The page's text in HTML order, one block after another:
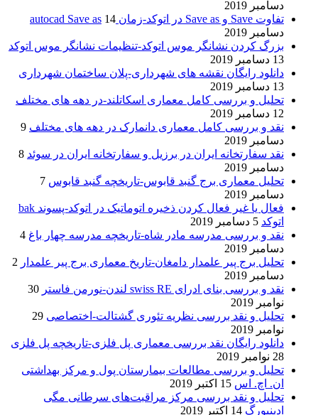
دسامبر 2019
تفاوت Save و Save as در اتوکد-زمان autocad Save as
14
دسامبر 2019
بزرگ کردن نشانگر موس اتوکد-تنظیمات نشانگر موس اتوکد
13 دسامبر 2019
دانلود رایگان نقشه های شهرداری-پلان ساختمان شهرداری
13 دسامبر 2019
تحلیل و بررسی کامل معماری اسکاتلند-در دهه های مختلف
12 دسامبر 2019
نقد و بررسی کامل معماری دانمارک در دهه های مختلف 9
دسامبر 2019
نقد سفارتخانه ایران در برزیل و سفارتخانه ایران در سوئد 8
دسامبر 2019
تحلیل معماری برج گنبد قابوس-تاریخچه گنبد قابوس 7
دسامبر 2019
فعال یا غیر فعال کردن ذخیره اتوماتیک در اتوکد-پسوند bak
اتوکد 5 دسامبر 2019
نقد و بررسی مدرسه مادر شاه-تاریخچه مدرسه چهار باغ 4
دسامبر 2019
تحلیل برج پیر علمدار دامغان-تاریخ معماری برج پیر علمدار 2
دسامبر 2019
نقد و بررسی بنای ادرای swiss RE لندن-نورمن فاستر
30
نوامبر 2019
تحلیل و نقد بررسی نظریه تئوری گشتالت-اختصاصی 29
نوامبر 2019
دانلود رایگان نقد بررسی معماری پل فلزی-تاریخچه پل فلزی
28 نوامبر 2019
تحلیل و بررسی مطالعات بیمارستان پول و مرکز بهداشتی
ان. اچ. اس 15 اکتبر 2019
تحلیل و نقد بررسی مرکز مراقبت‌های سرطانی مگی
ادینبورگ 14 اکتبر 2019